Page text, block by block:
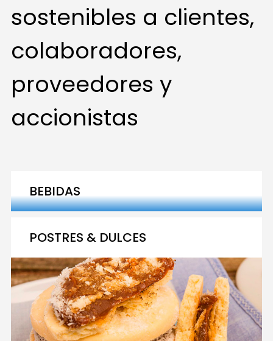
sostenibles a clientes,
colaboradores,
proveedores y
accionistas
BEBIDAS
POSTRES & DULCES